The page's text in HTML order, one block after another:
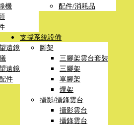
機
配件/消耗品
遠鏡
遠鏡
件
支撐系統設備
腳架
三腳架雲台套裝
三腳架
單腳架
燈架
攝影/攝錄雲台
攝影雲台
攝錄雲台